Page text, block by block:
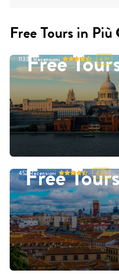
Free Tours in
Free
11332Recensioni 4.91
Free
452 Recensioni 4.87